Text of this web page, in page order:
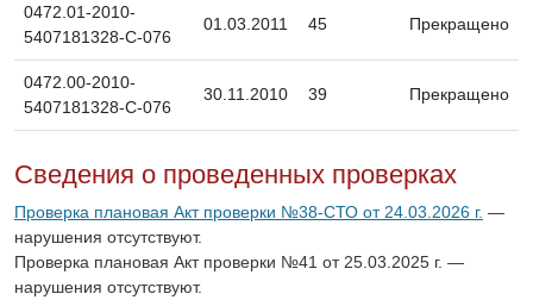
0472.01-2010-
5407181328-С-076
01.03.2011 45 Прекращено
0472.00-2010-
5407181328-С-076
30.11.2010 39 Прекращено
Сведения о проведенных проверках
Проверка плановая Акт проверки №38-СТО от 24.03.2026 г. —
нарушения отсутствуют.
Проверка плановая Акт проверки №41 от 25.03.2025 г. —
нарушения отсутствуют.